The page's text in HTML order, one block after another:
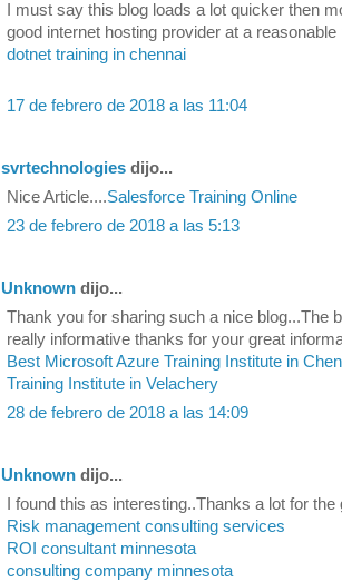
I must say this blog loads a lot quicker then
good internet hosting provider at a reasonable
dotnet training in chennai
17 de febrero de 2018 a las 11:04
svrtechnologies dijo...
Nice Article....Salesforce Training Online
23 de febrero de 2018 a las 5:13
Unknown dijo...
Thank you for sharing such a nice blog...The
really informative thanks for your great
Best Microsoft Azure Training Institute in
Training Institute in Velachery
28 de febrero de 2018 a las 14:09
Unknown dijo...
I found this as interesting..Thanks a lot for
Risk management consulting services
ROI consultant minnesota
consulting company minnesota